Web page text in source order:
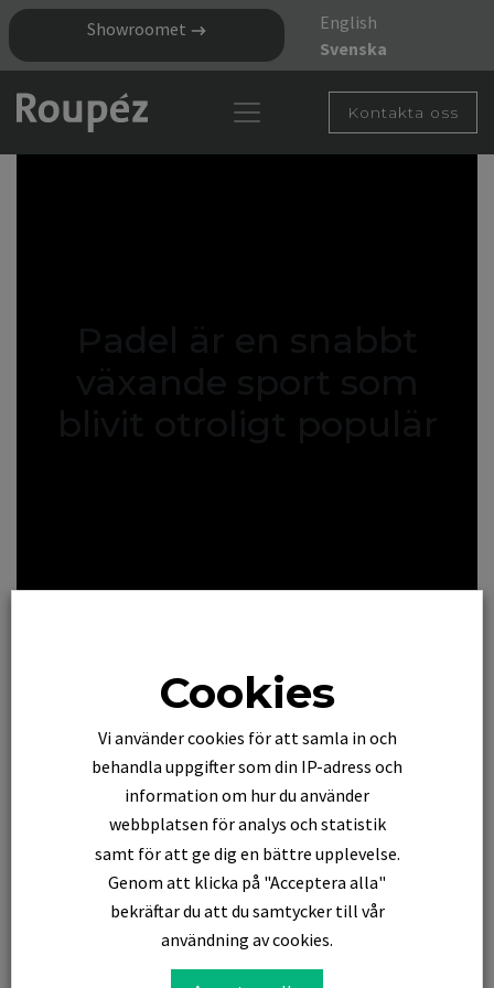
Showroomet
English
Svenska
Kontakta oss
Vi erbjuder padelbollar från Wilson, med bra synlighet,
hastighet och hållbarhet. Säljs i lådor om 24 rör och ett rör
innehåller 3 st. bollar.
Vi trycker upp din egen etikett och fäster på röret.
Läs mer eller beställHÄR
Cookies
Vi använder cookies för att samla in och
behandla uppgifter som din IP-adress och
information om hur du använder
webbplatsen för analys och statistik
samt för att ge dig en bättre upplevelse.
Genom att klicka på "Acceptera alla"
bekräftar du att du samtycker till vår
användning av cookies.